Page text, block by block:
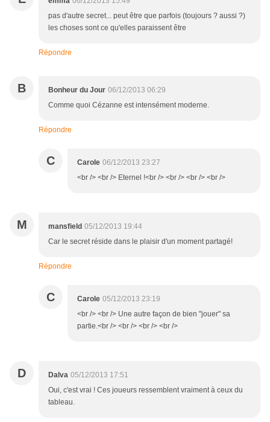
pas d'autre secret... peut être que parfois (toujours ? aussi ?)
les choses sont ce qu'elles paraissent être
Répondre
B Bonheur du Jour 06/12/2013 06:29
Comme quoi Cézanne est intensément moderne.
Répondre
C Carole 06/12/2013 23:27
<br /> <br /> Eternel !<br /> <br /> <br /> <br />
M mansfield 05/12/2013 19:44
Car le secret réside dans le plaisir d'un moment partagé!
Répondre
C Carole 05/12/2013 23:19
<br /> <br /> Une autre façon de bien "jouer" sa
partie.<br /> <br /> <br /> <br />
D Dalva 05/12/2013 17:51
Oui, c'est vrai ! Ces joueurs ressemblent vraiment à ceux du
tableau.